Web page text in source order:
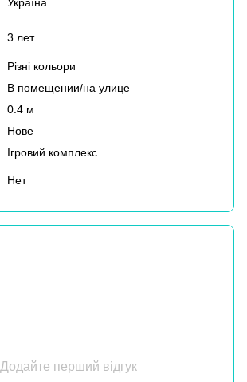
Україна
3 лет
Різні кольори
В помещении/на улице
0.4 м
Нове
Ігровий комплекс
Нет
Додайте перший відгук